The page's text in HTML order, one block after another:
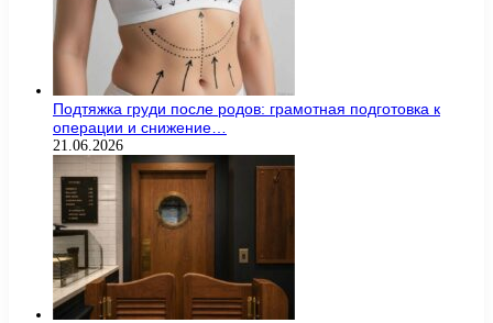
Подтяжка груди после родов: грамотная подготовка к
операции и снижение…
21.06.2026